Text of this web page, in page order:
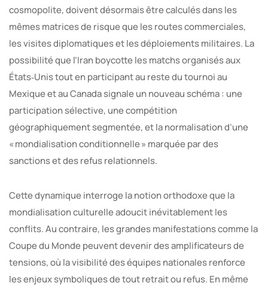
cosmopolite, doivent désormais être calculés dans les
mêmes matrices de risque que les routes commerciales,
les visites diplomatiques et les déploiements militaires. La
possibilité que l’Iran boycotte les matchs organisés aux
États‑Unis tout en participant au reste du tournoi au
Mexique et au Canada signale un nouveau schéma : une
participation sélective, une compétition
géographiquement segmentée, et la normalisation d’une
« mondialisation conditionnelle » marquée par des
sanctions et des refus relationnels.
Cette dynamique interroge la notion orthodoxe que la
mondialisation culturelle adoucit inévitablement les
conflits. Au contraire, les grandes manifestations comme la
Coupe du Monde peuvent devenir des amplificateurs de
tensions, où la visibilité des équipes nationales renforce
les enjeux symboliques de tout retrait ou refus. En même